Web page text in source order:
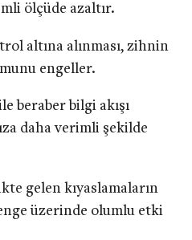
ölçüde azaltır.
altına alınması, zihnin
engeller.
beraber bilgi akışı
daha verimli şekilde
gelen kıyaslamaların
üzerinde olumlu etki